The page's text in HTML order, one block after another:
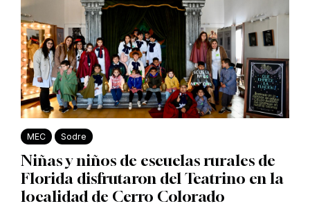
MEC Sodre
Niñas y niños de escuelas rurales de
Florida disfrutaron del Teatrino en la
localidad de Cerro Colorado